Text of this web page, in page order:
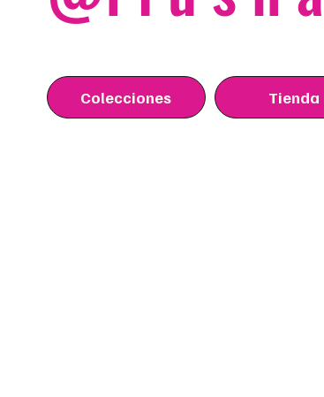
Colecciones Tienda